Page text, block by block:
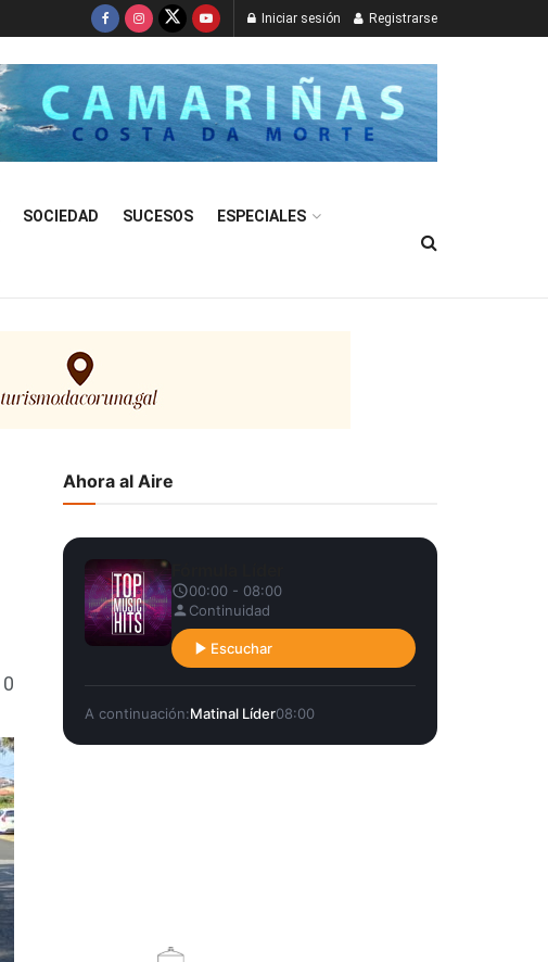
Iniciar sesión Registrarse
SOCIEDAD SUCESOS ESPECIALES
0
Ahora al Aire
00:00 - 08:00
Continuidad
Escuchar
A continuación:Matinal Líder08:00